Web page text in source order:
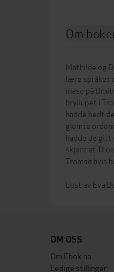
Om
Mathilde og
lære språket
mase på
bryllupet i
hadde bedt
glemte
hadde de gitt
skjønt at
Tromsø hvis
OM OSS
Om Ebok.no
Ledige stillinger